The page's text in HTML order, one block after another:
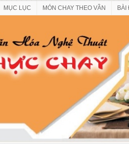
MỤC LỤC MÓN CHAY THEO VẦN BÀI